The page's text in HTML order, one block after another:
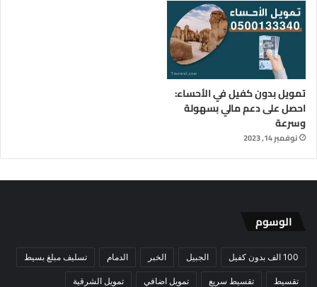
تمويل بدون كفيل في الأحساء:
احصل على دعم مالي بسهولة
وسرعة
نوفمبر 14, 2023
الوسوم
100 الف بدون كفيل الجبيل الخبر الدمام تسليف مبلغ بسيط
تقسيط تقسيط سريع تمويل اضافي تمويل الشرقية